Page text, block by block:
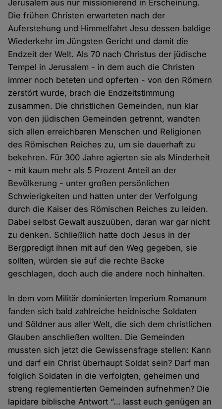
Jerusalem aus nur missionierend in Erscheinung.
Die frühen Christen erwarteten nach der
Auferstehung und Himmelfahrt Jesu dessen baldige
Wiederkehr im Jüngsten Gericht und damit die
Endzeit der Welt. Als 70 nach Christus der jüdische
Tempel in Jerusalem - in dem auch die Christen
immer noch beteten und opferten - von den Römern
zerstört wurde, brach die Endzeitstimmung
zusammen. Die christlichen Gemeinden, nun klar
von den jüdischen Gemeinden getrennt, wandten
sich allen erreichbaren Menschen und Religionen
des Römischen Reiches zu, um sie dauerhaft zu
bekehren. Für 300 Jahre agierten sie als Minderheit
- mit kaum mehr als 5 Prozent Anteil an der
Bevölkerung - unter großen persönlichen
Schwierigkeiten und hatten unter der Verfolgung
durch die Kaiser des Römischen Reiches zu leiden.
Dabei selbst Gewalt auszuüben, daran war gar nicht
zu denken. Schließlich hatte doch Jesus in der
Bergpredigt ihnen mit auf den Weg gegeben, sie
sollten, würden sie auf die rechte Backe
geschlagen, doch auch die andere noch hinhalten.
In dem vom Militär dominierten Imperium Romanum
fanden sich bald zahlreiche heidnische Soldaten
und Söldner aus aller Welt, die sich dem christlichen
Glauben anschließen wollten. Die Gemeinden
mussten sich jetzt die Gewissensfrage stellen: Kann
und darf ein Christ überhaupt Soldat sein? Darf man
folglich Soldaten in die verfolgten, geheimen und
streng reglementierten Gemeinden aufnehmen? Die
lapidare biblische Antwort “… lasst euch genügen an